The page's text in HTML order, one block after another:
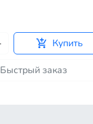
Купить
Быстрый заказ